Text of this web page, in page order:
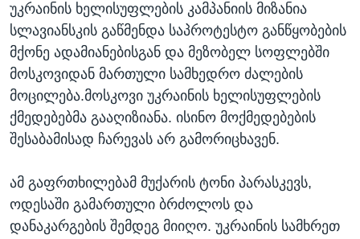
უკრაინის ხელისუფლების კამპანიის მიზანია
სლავიანსკის გაწმენდა საპროტესტო განწყობების
მქონე ადამიანებისგან და მეზობელ სოფლებში
მოსკოვიდან მართული სამხედრო ძალების
მოცილება.მოსკოვი უკრაინის ხელისუფლების
ქმედებებმა გააღიზიანა. ისინო მოქმედებების
შესაბამისად ჩარევას არ გამორიცხავენ.
ამ გაფრთხილებამ მუქარის ტონი პარასკევს,
ოდესაში გამართული ბრძოლოს და
დანაკარგების შემდეგ მიიღო. უკრაინის სამხრეთ